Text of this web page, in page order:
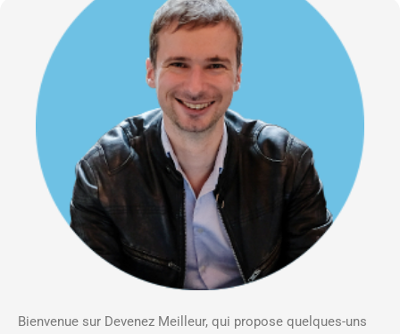
Bienvenue sur Devenez Meilleur, qui propose quelques-uns